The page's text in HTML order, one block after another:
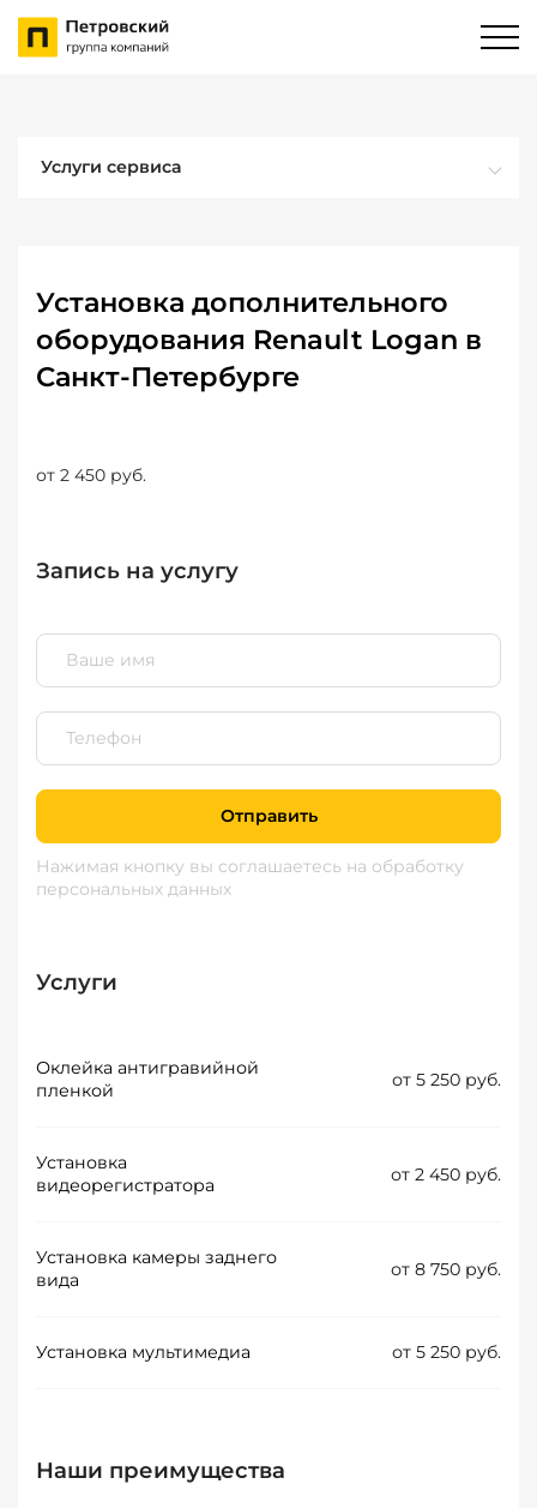
Услуги сервиса
Установка дополнительного
оборудования Renault Logan в
Санкт-Петербурге
от 2 450 руб.
Запись на услугу
Отправить
Нажимая кнопку вы соглашаетесь на обработку
персональных данных
Услуги
Оклейка антигравийной
пленкой
от 5 250 руб.
Установка
видеорегистратора
от 2 450 руб.
Установка камеры заднего
вида
от 8 750 руб.
Установка мультимедиа от 5 250 руб.
Наши преимущества